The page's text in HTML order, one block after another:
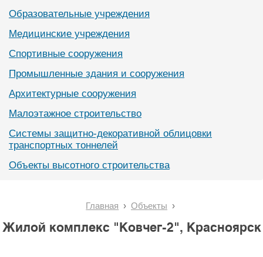
Образовательные учреждения
Медицинские учреждения
Спортивные сооружения
Промышленные здания и сооружения
Архитектурные сооружения
Малоэтажное строительство
Системы защитно-декоративной облицовки
транспортных тоннелей
Объекты высотного строительства
Главная Объекты
Жилой комплекс "Ковчег-2", Красноярск